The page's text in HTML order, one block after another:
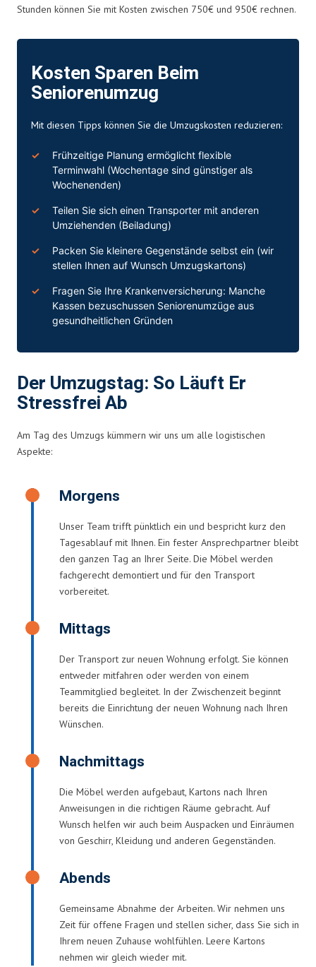
Stunden können Sie mit Kosten zwischen 750€ und 950€ rechnen.
Kosten Sparen Beim
Seniorenumzug
Mit diesen Tipps können Sie die Umzugskosten reduzieren:
Frühzeitige Planung ermöglicht flexible
Terminwahl (Wochentage sind günstiger als
Wochenenden)
Teilen Sie sich einen Transporter mit anderen
Umziehenden (Beiladung)
Packen Sie kleinere Gegenstände selbst ein (wir
stellen Ihnen auf Wunsch Umzugskartons)
Fragen Sie Ihre Krankenversicherung: Manche
Kassen bezuschussen Seniorenumzüge aus
gesundheitlichen Gründen
Der Umzugstag: So Läuft Er
Stressfrei Ab
Am Tag des Umzugs kümmern wir uns um alle logistischen
Aspekte:
Morgens
Unser Team trifft pünktlich ein und bespricht kurz den
Tagesablauf mit Ihnen. Ein fester Ansprechpartner bleibt
den ganzen Tag an Ihrer Seite. Die Möbel werden
fachgerecht demontiert und für den Transport
vorbereitet.
Mittags
Der Transport zur neuen Wohnung erfolgt. Sie können
entweder mitfahren oder werden von einem
Teammitglied begleitet. In der Zwischenzeit beginnt
bereits die Einrichtung der neuen Wohnung nach Ihren
Wünschen.
Nachmittags
Die Möbel werden aufgebaut, Kartons nach Ihren
Anweisungen in die richtigen Räume gebracht. Auf
Wunsch helfen wir auch beim Auspacken und Einräumen
von Geschirr, Kleidung und anderen Gegenständen.
Abends
Gemeinsame Abnahme der Arbeiten. Wir nehmen uns
Zeit für offene Fragen und stellen sicher, dass Sie sich in
Ihrem neuen Zuhause wohlfühlen. Leere Kartons
nehmen wir gleich wieder mit.